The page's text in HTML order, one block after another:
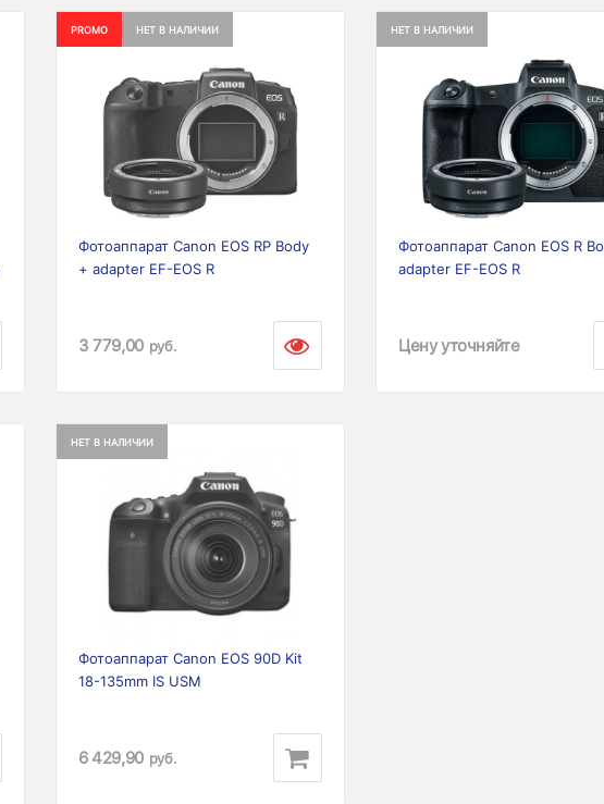
PROMO НЕТ В НАЛИЧИИ
Previous
Фотоаппарат Canon EOS RP Body
+ adapter EF-EOS R
3 779,00 руб.
НЕТ В НАЛИЧИИ
Previous
Фотоаппарат Canon EOS R
adapter EF-EOS R
Цену уточняйте
НЕТ В НАЛИЧИИ
Previous
Фотоаппарат Canon EOS 90D Kit
18-135mm IS USM
6 429,90 руб.